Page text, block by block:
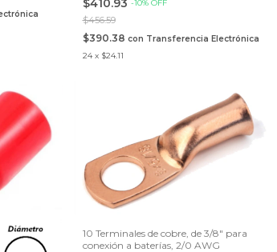
$410.93 -10% OFF
$456.59
$390.38 con Transferencia Electrónica
24 x $24.11
10 Terminales de cobre, de 3/8" para
conexión a baterías, 2/0 AWG